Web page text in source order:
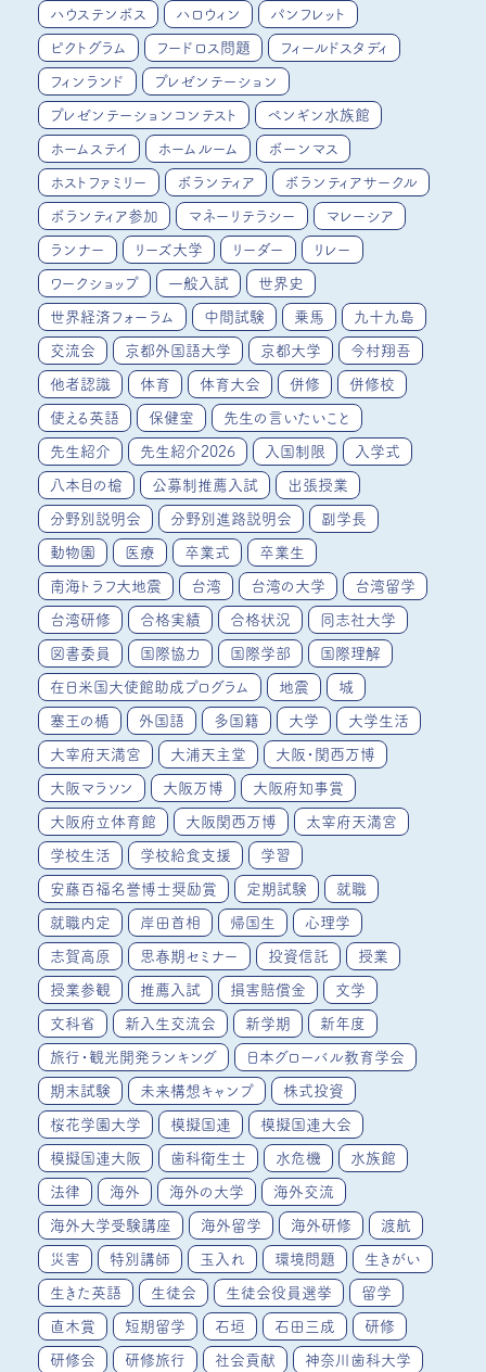
ハウステンボス ハロウィン パンフレット
ピクトグラム フードロス問題 フィールドスタディ
フィンランド プレゼンテーション
プレゼンテーションコンテスト ペンギン水族館
ホームステイ ホームルーム ボーンマス
ホストファミリー ボランティア ボランティアサークル
ボランティア参加 マネーリテラシー マレーシア
ランナー リーズ大学 リーダー リレー
ワークショップ 一般入試 世界史
世界経済フォーラム 中間試験 乗馬 九十九島
交流会 京都外国語大学 京都大学 今村翔吾
他者認識 体育 体育大会 併修 併修校
使える英語 保健室 先生の言いたいこと
先生紹介 先生紹介2026 入国制限 入学式
八本目の槍 公募制推薦入試 出張授業
分野別説明会 分野別進路説明会 副学長
動物園 医療 卒業式 卒業生
南海トラフ大地震 台湾 台湾の大学 台湾留学
台湾研修 合格実績 合格状況 同志社大学
図書委員 国際協力 国際学部 国際理解
在日米国大使館助成プログラム 地震 城
塞王の楯 外国語 多国籍 大学 大学生活
大宰府天満宮 大浦天主堂 大阪・関西万博
大阪マラソン 大阪万博 大阪府知事賞
大阪府立体育館 大阪関西万博 太宰府天満宮
学校生活 学校給食支援 学習
安藤百福名誉博士奨励賞 定期試験 就職
就職内定 岸田首相 帰国生 心理学
志賀高原 思春期セミナー 投資信託 授業
授業参観 推薦入試 損害賠償金 文学
文科省 新入生交流会 新学期 新年度
旅行・観光開発ランキング 日本グローバル教育学会
期末試験 未来構想キャンプ 株式投資
桜花学園大学 模擬国連 模擬国連大会
模擬国連大阪 歯科衛生士 水危機 水族館
法律 海外 海外の大学 海外交流
海外大学受験講座 海外留学 海外研修 渡航
災害 特別講師 玉入れ 環境問題 生きがい
生きた英語 生徒会 生徒会役員選挙 留学
直木賞 短期留学 石垣 石田三成 研修
研修会 研修旅行 社会貢献 神奈川歯科大学